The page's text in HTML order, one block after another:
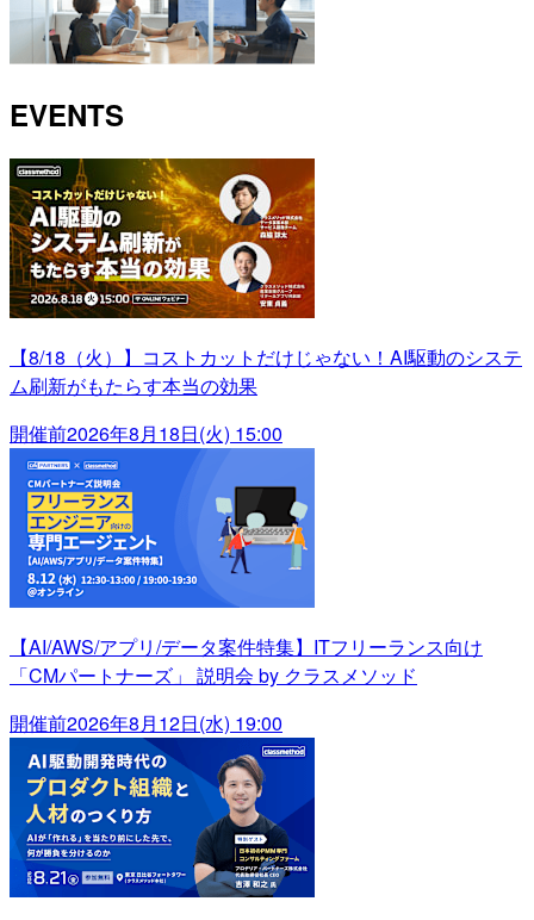
EVENTS
【8/18（火）】コストカットだけじゃない！AI駆動のシステ
ム刷新がもたらす本当の効果
開催前2026年8月18日(火) 15:00
【AI/AWS/アプリ/データ案件特集】ITフリーランス向け
「CMパートナーズ」 説明会 by クラスメソッド
開催前2026年8月12日(水) 19:00